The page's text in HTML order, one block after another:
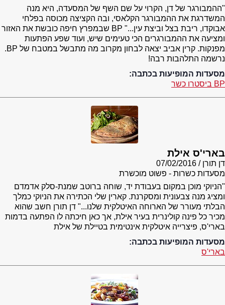
"ההמבורגר של דן, הקרוי על שם השף של המסעדה, היא מנה
המשדרגת את ההמבורגר הקלאסי, ובה הקציצה מכוסה בפלחי
אבוקדו, ריבת בצל וביצת עין..." BP שבמפרץ חיפה כובשת את האזור
ומציעה את ההמבורגרים הכי טעימים שיש, ועוד שפע הפתעות
מפנקות. קרין אביב יצאה לבחון מקרוב מה מתבשל במטבח של BP.
נרשמה התלהבות רבה!
מסעדות המופיעות בכתבה:
BP ביסטרו כשר
בארי'ס אילת
דן תורן
07/02/2016
מסעדות כשרות - פשוט מוכשרת
"הניוקי מוכן במקום בעבודת יד, שוחה ברוטב שמנת-סלק אדמדם
ומציג מנה צבעונית ומסקרנת. קארין שלי הכתירה את הניוקי כמלך
הבלתי מעורר של הארוחה האיטלקית שלנו..." דן תורן חשב שהוא
מכיר כל פינה קולינרית בעיר אילת, אך כאן חיכתה לו הפתעה בדמות
בארי'ס, פיצרייה איטלקית אינטימית בטיילת של אילת
מסעדות המופיעות בכתבה:
בארי'ס